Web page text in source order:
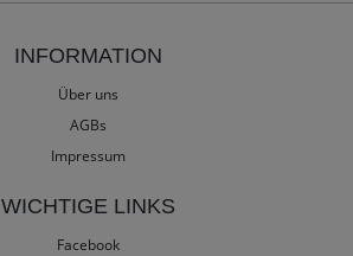
INFORMATION
Über uns
AGBs
Impressum
WICHTIGE LINKS
Facebook